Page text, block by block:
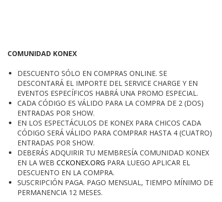
COMUNIDAD KONEX
DESCUENTO SÓLO EN COMPRAS ONLINE. SE
DESCONTARÁ EL IMPORTE DEL SERVICE CHARGE Y EN
EVENTOS ESPECÍFICOS HABRÁ UNA PROMO ESPECIAL.
CADA CÓDIGO ES VÁLIDO PARA LA COMPRA DE 2 (DOS)
ENTRADAS POR SHOW.
EN LOS ESPECTÁCULOS DE KONEX PARA CHICOS CADA
CÓDIGO SERÁ VÁLIDO PARA COMPRAR HASTA 4 (CUATRO)
ENTRADAS POR SHOW.
DEBERÁS ADQUIRIR TU MEMBRESÍA COMUNIDAD KONEX
EN LA WEB CCKONEX.ORG PARA LUEGO APLICAR EL
DESCUENTO EN LA COMPRA.
SUSCRIPCIÓN PAGA. PAGO MENSUAL, TIEMPO MÍNIMO DE
PERMANENCIA 12 MESES.